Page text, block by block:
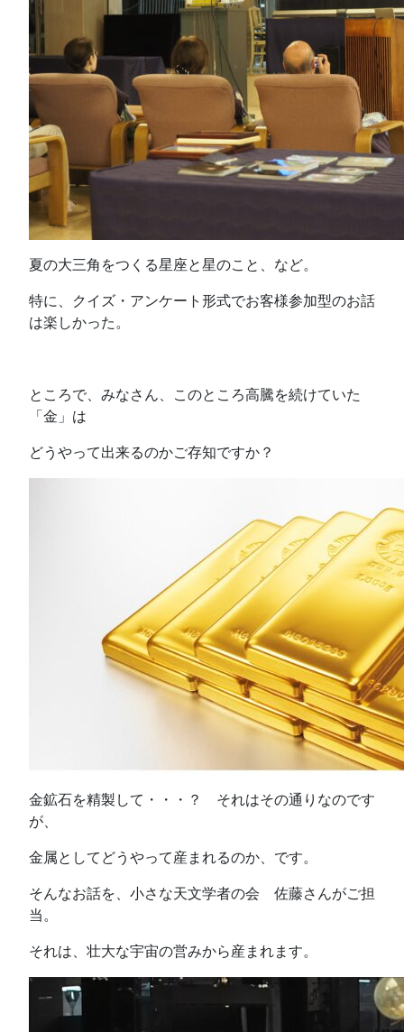
夏の大三角をつくる星座と星のこと、など。
特に、クイズ・アンケート形式でお客様参加型のお話
は楽しかった。
ところで、みなさん、このところ高騰を続けていた
「金」は
どうやって出来るのかご存知ですか？
金鉱石を精製して・・・？ それはその通りなのです
が、
金属としてどうやって産まれるのか、です。
そんなお話を、小さな天文学者の会 佐藤さんがご担
当。
それは、壮大な宇宙の営みから産まれます。